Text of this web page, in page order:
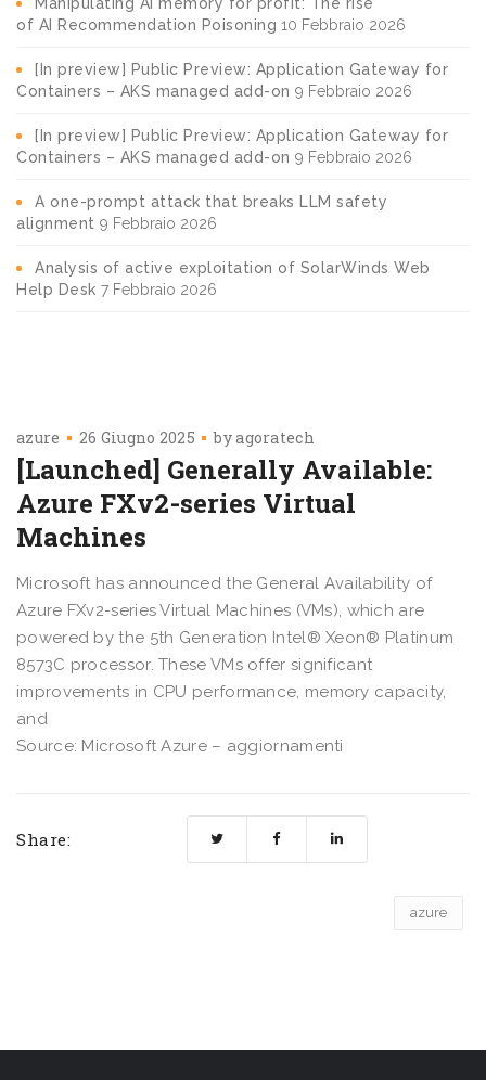
of AI Recommendation Poisoning 10 Febbraio 2026
[In preview] Public Preview: Application Gateway for
Containers – AKS managed add-on 9 Febbraio 2026
[In preview] Public Preview: Application Gateway for
Containers – AKS managed add-on 9 Febbraio 2026
A one-prompt attack that breaks LLM safety
alignment 9 Febbraio 2026
Analysis of active exploitation of SolarWinds Web
Help Desk 7 Febbraio 2026
azure 26 Giugno 2025 byagoratech
[Launched] Generally Available:
Azure FXv2-series Virtual
Machines
Microsoft has announced the General Availability of
Azure FXv2-series Virtual Machines (VMs), which are
powered by the 5th Generation Intel® Xeon® Platinum
8573C processor. These VMs offer significant
improvements in CPU performance, memory capacity,
and
Source: Microsoft Azure – aggiornamenti
Share:
azure